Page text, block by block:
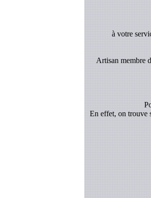
à votre
Artisan membre
En effet, on trouve